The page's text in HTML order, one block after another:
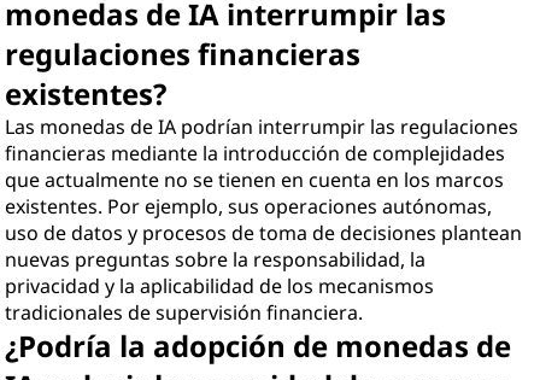
monedas de IA interrumpir las
regulaciones financieras
existentes?
Las monedas de IA podrían interrumpir las regulaciones
financieras mediante la introducción de complejidades
que actualmente no se tienen en cuenta en los marcos
existentes. Por ejemplo, sus operaciones autónomas,
uso de datos y procesos de toma de decisiones plantean
nuevas preguntas sobre la responsabilidad, la
privacidad y la aplicabilidad de los mecanismos
tradicionales de supervisión financiera.
¿Podría la adopción de monedas de